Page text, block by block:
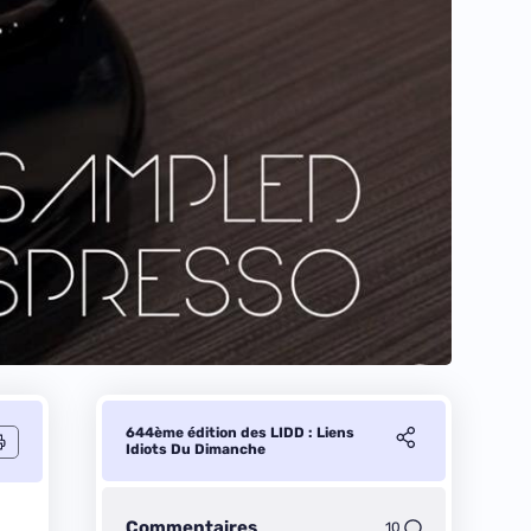
644ème édition des LIDD : Liens
Idiots Du Dimanche
10